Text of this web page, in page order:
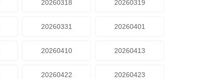
20260318 20260319
20260331 20260401
20260410 20260413
20260422 20260423